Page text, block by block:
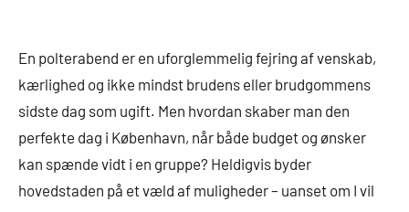
En polterabend er en uforglemmelig fejring af venskab,
kærlighed og ikke mindst brudens eller brudgommens
sidste dag som ugift. Men hvordan skaber man den
perfekte dag i København, når både budget og ønsker
kan spænde vidt i en gruppe? Heldigvis byder
hovedstaden på et væld af muligheder – uanset om I vil